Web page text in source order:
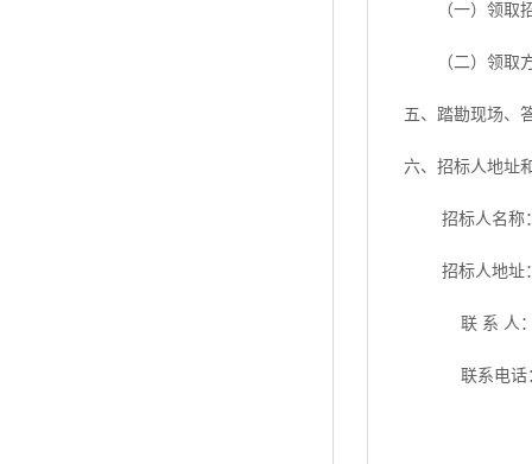
（一）领取
（二）领取
五、踏勘现场、
六、招标人地址
招标人名称
招标人地址
联 系 人
联系电话